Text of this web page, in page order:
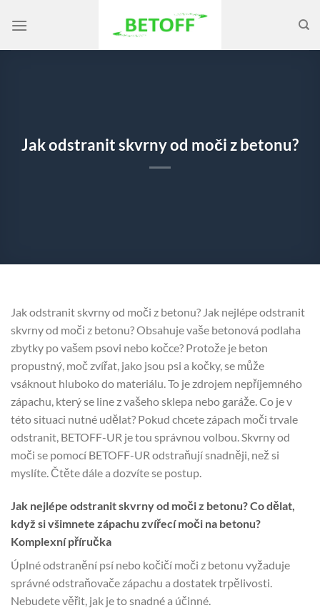
Jak odstranit skvrny od moči z betonu?
Jak odstranit skvrny od moči z betonu? Jak nejlépe odstranit
skvrny od moči z betonu? Obsahuje vaše betonová podlaha
zbytky po vašem psovi nebo kočce? Protože je beton
propustný, moč zvířat, jako jsou psi a kočky, se může
vsáknout hluboko do materiálu. To je zdrojem nepříjemného
zápachu, který se line z vašeho sklepa nebo garáže. Co je v
této situaci nutné udělat? Pokud chcete zápach moči trvale
odstranit, BETOFF-UR je tou správnou volbou. Skvrny od
moči se pomocí BETOFF-UR odstraňují snadněji, než si
myslíte. Čtěte dále a dozvíte se postup.
Jak nejlépe odstranit skvrny od moči z betonu? Co dělat,
když si všimnete zápachu zvířecí moči na betonu?
Komplexní příručka
Úplné odstranění psí nebo kočičí moči z betonu vyžaduje
správné odstraňovače zápachu a dostatek trpělivosti.
Nebudete věřit, jak je to snadné a účinné.